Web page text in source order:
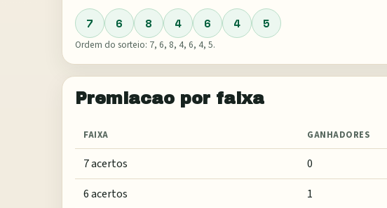
7 6 8 4 6 4 5
Ordem do sorteio: 7, 6, 8, 4, 6, 4, 5.
Premiacao por faixa
FAIXA GANHADORES
7 acertos 0
6 acertos
1